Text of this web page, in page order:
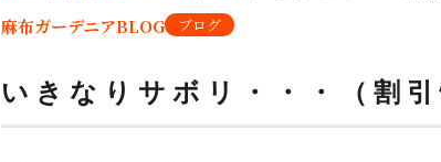
麻布ガーデニアBLOG ブログ
いきなりサボリ・・・（割引